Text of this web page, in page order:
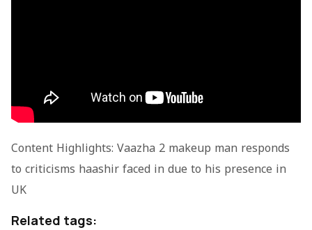
Content Highlights: Vaazha 2 makeup man responds
to criticisms haashir faced in due to his presence in
UK
Related tags: